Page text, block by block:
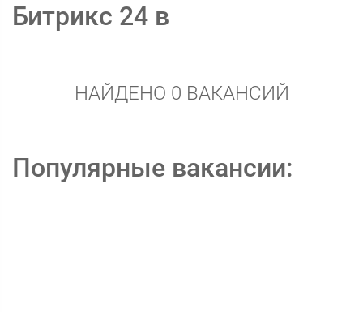
Битрикс 24 в
НАЙДЕНО 0 ВАКАНСИЙ
Популярные вакансии: